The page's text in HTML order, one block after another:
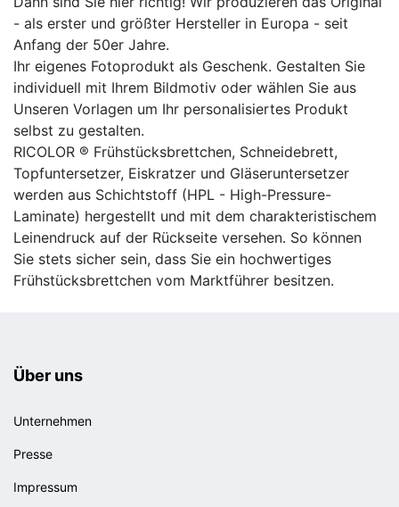
- als erster und größter Hersteller in Europa - seit
Anfang der 50er Jahre.
Ihr eigenes Fotoprodukt als Geschenk. Gestalten Sie
individuell mit Ihrem Bildmotiv oder wählen Sie aus
Unseren Vorlagen um Ihr personalisiertes Produkt
selbst zu gestalten.
RICOLOR ® Frühstücksbrettchen, Schneidebrett,
Topfuntersetzer, Eiskratzer und Gläseruntersetzer
werden aus Schichtstoff (HPL - High-Pressure-
Laminate) hergestellt und mit dem charakteristischem
Leinendruck auf der Rückseite versehen. So können
Sie stets sicher sein, dass Sie ein hochwertiges
Frühstücksbrettchen vom Marktführer besitzen.
Über uns
Unternehmen
Presse
Impressum